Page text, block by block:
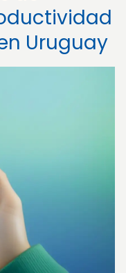
Uruguay